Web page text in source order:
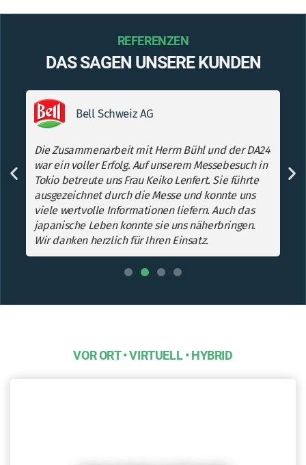
REFERENZEN
DAS SAGEN UNSERE KUNDEN
Bell Schweiz AG
Die Zusammenarbeit mit Herrn Bühl und der DA24
war ein voller Erfolg. Auf unserem Messebesuch in
Tokio betreute uns Frau Keiko Lenfert. Sie führte
ausgezeichnet durch die Messe und konnte uns
viele wertvolle Informationen liefern. Auch das
japanische Leben konnte sie uns näherbringen.
Wir danken herzlich für Ihren Einsatz.
VOR ORT • VIRTUELL • HYBRID